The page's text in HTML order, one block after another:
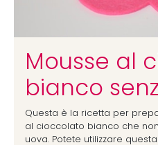
Mousse al
bianco
Questa è la ricetta per
al cioccolato bianco che
uova. Potete utilizzare